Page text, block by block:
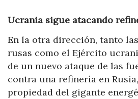
Ucrania sigue atacando
En la otra dirección, tanto
rusas como el Ejército
de un nuevo ataque de las
contra una refinería en
propiedad del gigante